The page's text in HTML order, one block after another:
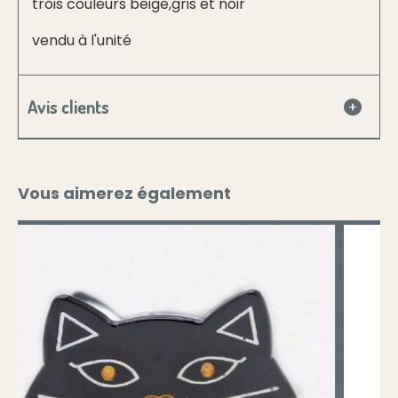
trois couleurs beige,gris et noir
vendu à l'unité
Avis clients
Vous aimerez également